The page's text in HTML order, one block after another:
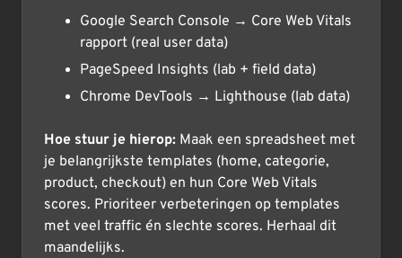
Google Search Console → Core Web Vitals
rapport (real user data)
PageSpeed Insights (lab + field data)
Chrome DevTools → Lighthouse (lab data)
Hoe stuur je hierop: Maak een spreadsheet met
je belangrijkste templates (home, categorie,
product, checkout) en hun Core Web Vitals
scores. Prioriteer verbeteringen op templates
met veel traffic én slechte scores. Herhaal dit
maandelijks.